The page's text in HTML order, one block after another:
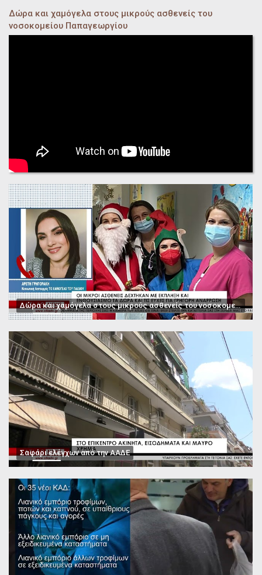
Δώρα και χαμόγελα στους μικρούς ασθενείς του
νοσοκομείου Παπαγεωργίου
Δώρα και χαμόγελα στους μικρούς ασθενείς του νοσοκομείου Παπαγεωργίου
Σαφάρι ελέγχων από την ΑΑΔΕ